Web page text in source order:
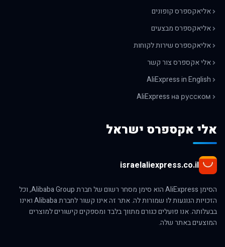
אליאקספרס קופונים
אליאקספרס מבצעים
אליאקספרס שירות לקוחות
אלי אקספרס צור קשר
AliExpress in English
AliExpress на русском
אלי אקספרס ישראל
israelaliexpress.co.il
הסימן AliExpress הוא סימן מסחר רשום של חברת Alibaba Group, וכל
הזכויות הנוגעות לו שמורות לה. אתר זה אינו קשור לחברת Alibaba ואינו
בבעלותה. אנו פועלים כגורם מתווך בלבד ומספקים קישורים למוצרים
המוצעים באתר שלה.